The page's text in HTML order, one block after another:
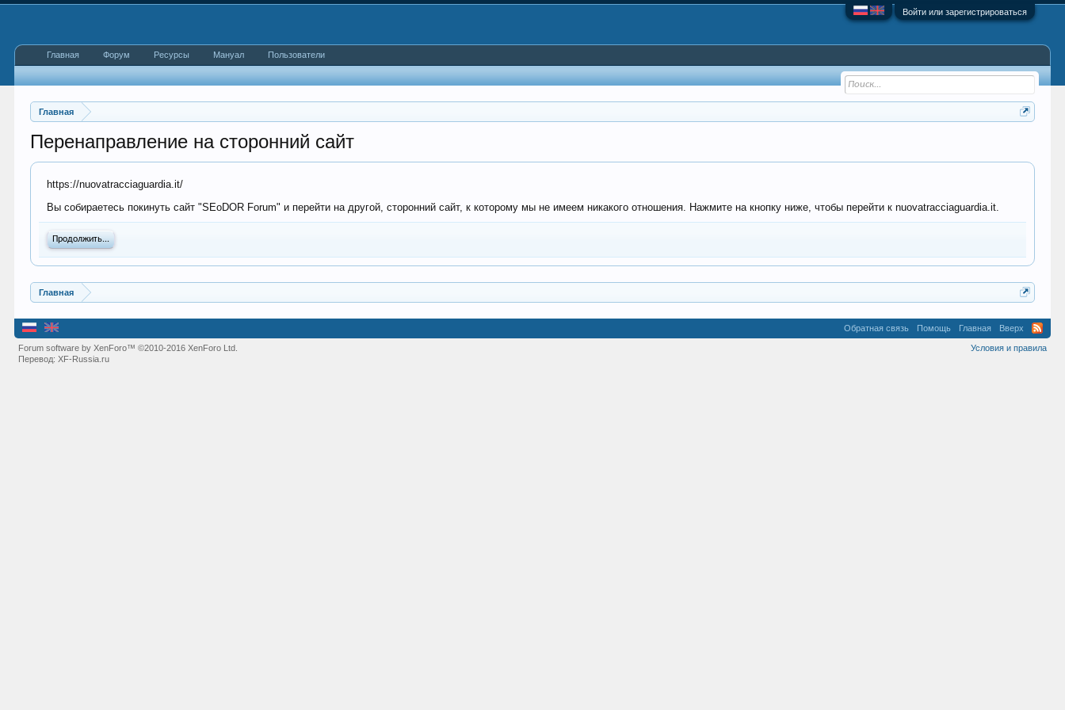
Войти или зарегистрироваться
Главная
Перенаправление на сторонний сайт
https://nuovatracciaguardia.it/
Вы собираетесь покинуть сайт "SEoDOR Forum" и перейти на другой, сторонний сайт, к которому мы не имеем никакого отношения. Нажмите на кнопку ниже, чтобы перейти к nuovatracciaguardia.it.
Продолжить...
Главная
Главная Форум Ресурсы Мануал Пользователи
Обратная связь Помощь Главная Вверх
Условия и правила
Forum software by XenForo™©2010-2016 XenForo Ltd.
Перевод:XF-Russia.ru